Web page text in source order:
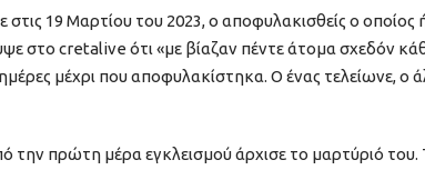
19 Μαρτίου του 2023, ο αποφυλακισθείς ο οποίος
στο cretalive ότι «με βίαζαν πέντε άτομα σχεδόν
μέχρι που αποφυλακίστηκα. Ο ένας τελείωνε, ο
την πρώτη μέρα εγκλεισμού άρχισε το μαρτύριό του.